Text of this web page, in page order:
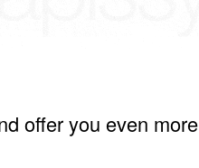
offer you even more